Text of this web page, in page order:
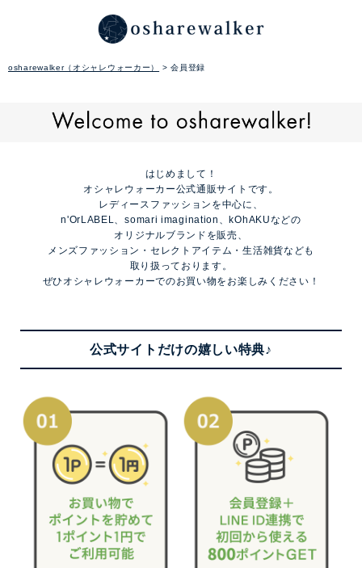
osharewalker（オシャレウォーカー） 会員登録
はじめまして！
オシャレウォーカー公式通販サイトです。
レディースファッションを中心に、
n'OrLABEL、somari imagination、kOhAKUなどの
オリジナルブランドを販売、
メンズファッション・セレクトアイテム・生活雑貨なども
取り扱っております。
ぜひオシャレウォーカーでのお買い物をお楽しみください！
公式サイトだけの嬉しい特典♪